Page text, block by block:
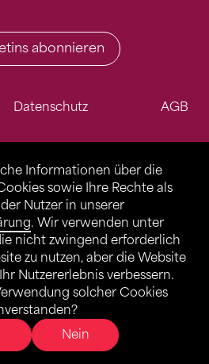
Informationen über die
sowie Ihre Rechte als
Nutzer in unserer
. Wir verwenden unter
nicht zwingend erforderlich
zu nutzen, aber die Website
Nutzererlebnis verbessern.
solcher Cookies
Nein
abonnieren
Datenschutz AGB